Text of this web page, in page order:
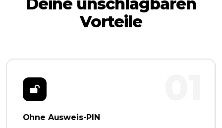
Deine unschlagbaren
Vorteile
Ohne Ausweis-PIN